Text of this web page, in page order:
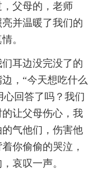
父母的，老师
并温暖了我们的
。
耳边没完没了的
，“今天想吃什么
回答了吗？我们
让父母伤心，我
气他们，伤害他
你偷偷的哭泣，
哀叹一声。